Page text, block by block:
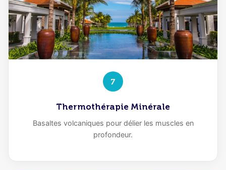
7
Thermothérapie Minérale
Basaltes volcaniques pour délier les muscles en
profondeur.